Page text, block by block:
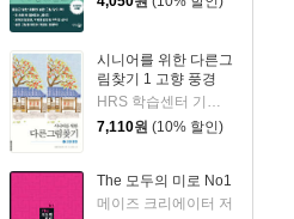
시니어를 위한 다른그
림찾기 1 고향 풍경
HRS 학습센터 기획/전지은 그림
7,110원 (10% 할인)
The 모두의 미로 No1
메이즈 크리에이터 저